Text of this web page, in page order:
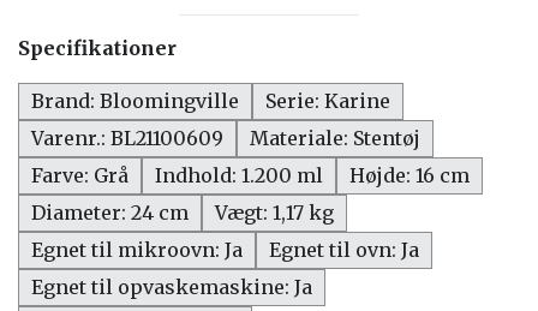
Specifikationer
Brand: Bloomingville
Serie: Karine
Varenr.: BL21100609
Materiale: Stentøj
Farve: Grå
Indhold: 1.200 ml
Højde: 16 cm
Diameter: 24 cm
Vægt: 1,17 kg
Egnet til mikroovn: Ja
Egnet til ovn: Ja
Egnet til opvaskemaskine: Ja